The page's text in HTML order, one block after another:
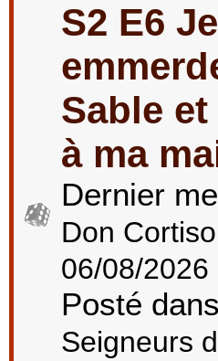
S2 E6
Sable
à ma
Dernier
Don
06/08/2026
Posté dans
Seigneurs